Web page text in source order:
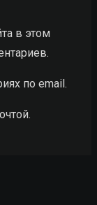
в этом
по email.